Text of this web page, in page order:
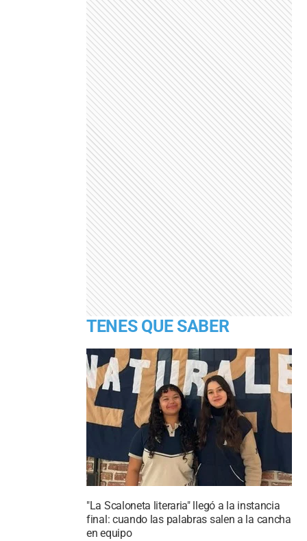
TENES QUE SABER
"La Scaloneta literaria" llegó a la instancia
final: cuando las palabras salen a la cancha
en equipo